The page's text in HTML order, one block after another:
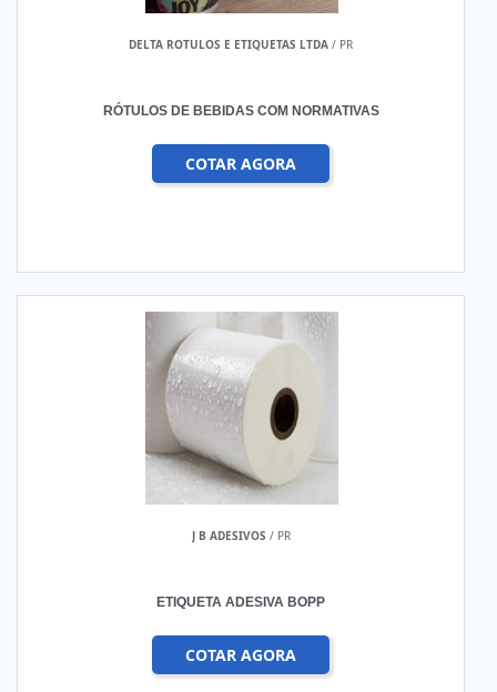
DELTA ROTULOS E ETIQUETAS LTDA / PR
RÓTULOS DE BEBIDAS COM NORMATIVAS
COTAR AGORA
J B ADESIVOS / PR
ETIQUETA ADESIVA BOPP
COTAR AGORA